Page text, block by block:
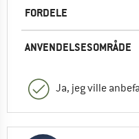
FORDELE
ANVENDELSESOMRÅDE
Ja, jeg ville